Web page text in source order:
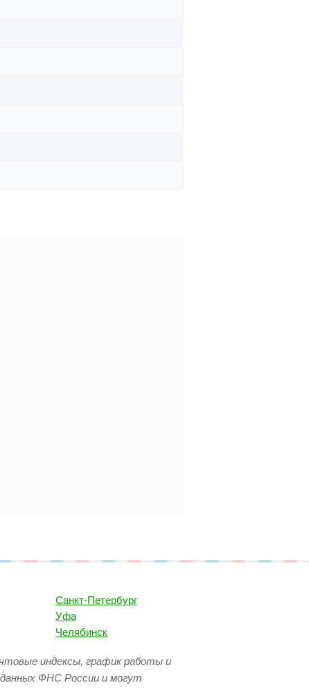
Санкт-Петербург
Уфа
Челябинск
индексы, график работы и
ФНС России и могут